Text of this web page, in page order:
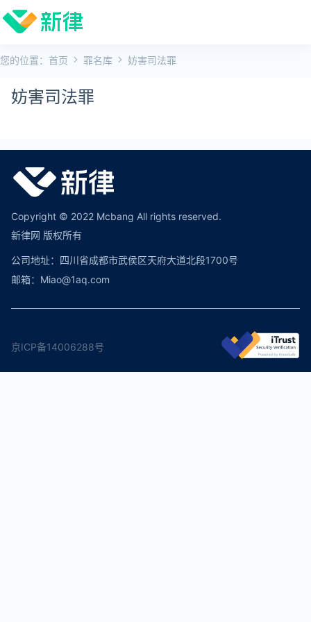
您的位置： 首页 罪名库 妨害司法罪
妨害司法罪
Copyright © 2022 Mcbang All rights reserved.
新律网 版权所有
公司地址：四川省成都市武侯区天府大道北段1700号
邮箱：Miao@1aq.com
京ICP备14006288号